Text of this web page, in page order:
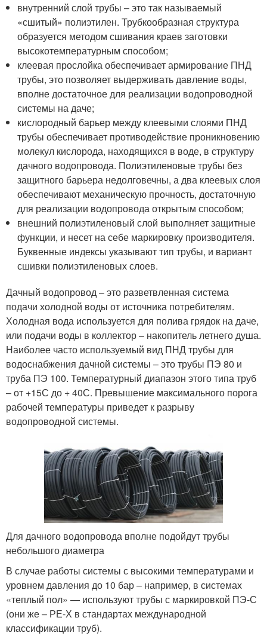
внутренний слой трубы – это так называемый
«сшитый» полиэтилен. Трубкообразная структура
образуется методом сшивания краев заготовки
высокотемпературным способом;
клеевая прослойка обеспечивает армирование ПНД
трубы, это позволяет выдерживать давление воды,
вполне достаточное для реализации водопроводной
системы на даче;
кислородный барьер между клеевыми слоями ПНД
трубы обеспечивает противодействие проникновению
молекул кислорода, находящихся в воде, в структуру
дачного водопровода. Полиэтиленовые трубы без
защитного барьера недолговечны, а два клеевых слоя
обеспечивают механическую прочность, достаточную
для реализации водопровода открытым способом;
внешний полиэтиленовый слой выполняет защитные
функции, и несет на себе маркировку производителя.
Буквенные индексы указывают тип трубы, и вариант
сшивки полиэтиленовых слоев.
Дачный водопровод – это разветвленная система
подачи холодной воды от источника потребителям.
Холодная вода используется для полива грядок на даче,
или подачи воды в коллектор – накопитель летнего душа.
Наиболее часто используемый вид ПНД трубы для
водоснабжения дачной системы – это трубы ПЭ 80 и
труба ПЭ 100. Температурный диапазон этого типа труб
– от +15С до + 40С. Превышение максимального порога
рабочей температуры приведет к разрыву
водопроводной системы.
Для дачного водопровода вполне подойдут трубы
небольшого диаметра
В случае работы системы с высокими температурами и
уровнем давления до 10 бар – например, в системах
«теплый пол» — используют трубы с маркировкой ПЭ-С
(они же – РЕ-Х в стандартах международной
классификации труб).